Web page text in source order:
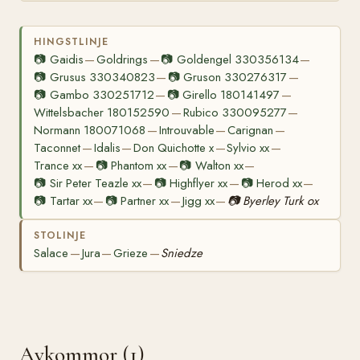
HINGSTLINJE
📷 Gaidis—Goldrings —📷 Goldengel 330356134—
📷 Grusus 330340823— 📷Gruson 330276317 —
📷 Gambo 330251712— 📷Girello 180141497 —
Wittelsbacher 180152590 —Rubico 330095277—
Normann 180071068 —Introuvable—Carignan —
Taconnet—Idalis—Don Quichotte x—Sylvio xx—
Trance xx— 📷Phantom xx—📷 Walton xx—
📷 Sir Peter Teazle xx— 📷Highflyer xx— 📷 Herod xx—
📷 Tartar xx— 📷Partner xx—Jigg xx— 📷 Byerley Turk ox
STOLINJE
Salace —Jura—Grieze —Sniedze
Avkommor (1)